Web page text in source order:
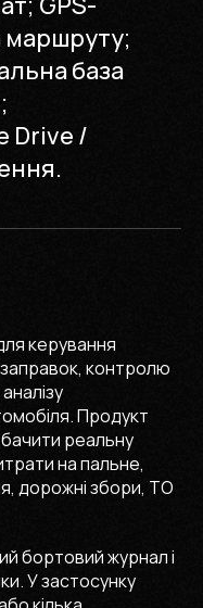
маршруту;
база
Drive /
керування
контролю
Продукт
бачити реальну
на пальне,
дорожні збори, ТО
бортовий журнал і
У застосунку